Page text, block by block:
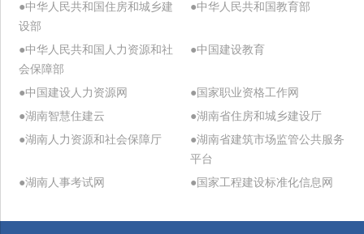
●中华人民共和国住房和城乡建
设部
●中华人民共和国教育部
●中华人民共和国人力资源和社
会保障部
●中国建设教育
●中国建设人力资源网
●国家职业资格工作网
●湖南智慧住建云
●湖南省住房和城乡建设厅
●湖南人力资源和社会保障厅
●湖南省建筑市场监管公共服务
平台
●湖南人事考试网
●国家工程建设标准化信息网